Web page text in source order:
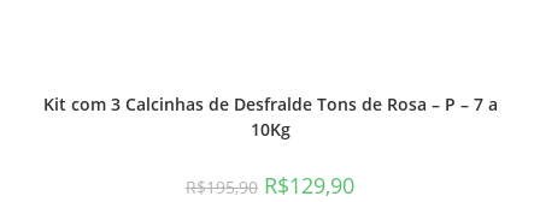
Kit com 3 Calcinhas de Desfralde Tons de Rosa – P – 7 a
10Kg
R$195,90 R$129,90